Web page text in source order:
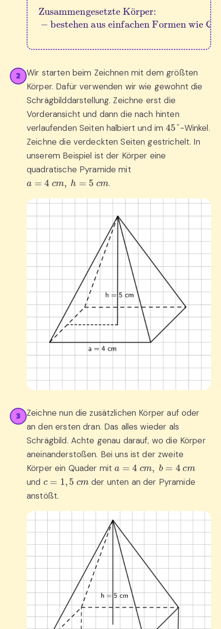
ö
Zusammengesetzte Körper:−
bestehen aus einfachen Formen wie Quadern, Würfeln, Prismen oder Pyramiden.
2
Wir starten beim Zeichnen mit dem größten
Körper. Dafür verwenden wir wie gewohnt die
Schrägbilddarstellung. Zeichne erst die
Vorderansicht und dann die nach hinten
verlaufenden Seiten halbiert und im 45°-Winkel.
Zeichne die verdeckten Seiten gestrichelt. In
unserem Beispiel ist der Körper eine
quadratische Pyramide mit
a c = cm .
3
Zeichne nun die zusätzlichen Körper auf oder
an den ersten dran. Das alles wieder als
Schrägbild. Achte genau darauf, wo die Körper
aneinanderstoßen. Bei uns ist der zweite
Körper ein Quader mit
c = m
und 5 cm
der unten an der Pyramide
anstößt.